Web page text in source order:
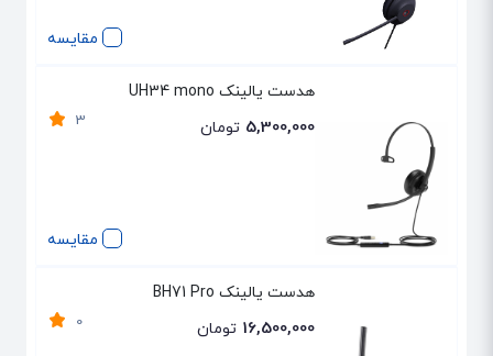
مقایسه
مقایسه
هدست یالینک UH34 mono
3 5,300,000 تومان
هدست یالینک BH71 Pro
0 16,500,000 تومان